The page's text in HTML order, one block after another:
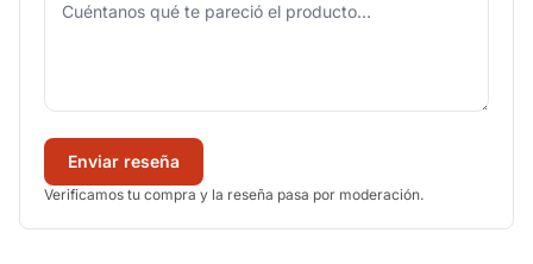
Enviar reseña
Verificamos tu compra y la reseña pasa por moderación.